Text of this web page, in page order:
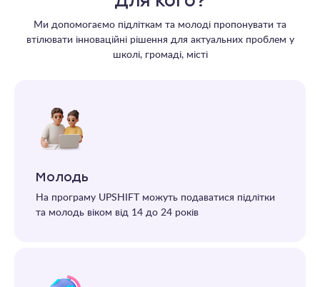
Ми допомогаємо підліткам та молоді пропонувати та
втілювати інноваційні рішення для актуальних проблем у
школі, громаді, місті
Молодь
На програму UPSHIFT можуть подаватися підлітки
та молодь віком від 14 до 24 років